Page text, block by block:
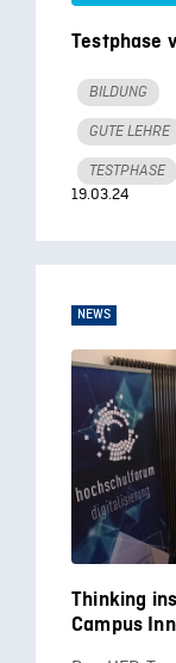
Testphase
BILDUNG
GUTE LEHRE
TESTPHASE
19.03.24
NEWS
Thinking
Campus